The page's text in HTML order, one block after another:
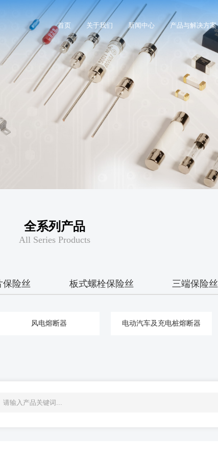
首页 关于我们 新闻中心 产品与解决方案
全系列产品
All Series Products
保险丝 板式螺栓保险丝 三端保险丝
风电熔断器 电动汽车及充电桩熔断器